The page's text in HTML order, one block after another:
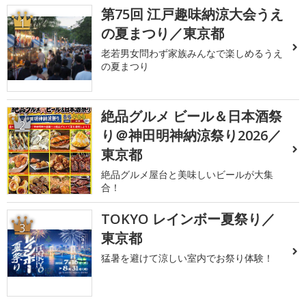
1
第75回 江戸趣味納涼大会うえ
の夏まつり／東京都
老若男女問わず家族みんなで楽しめるうえ
の夏まつり
2
絶品グルメ ビール＆日本酒祭
り＠神田明神納涼祭り2026／
東京都
絶品グルメ屋台と美味しいビールが大集
合！
3
TOKYO レインボー夏祭り／
東京都
猛暑を避けて涼しい室内でお祭り体験！